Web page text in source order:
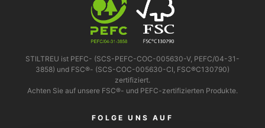
STILTREU ist PEFC- (SCS-PEFC-COC-005630-V, PEFC/04-31-
3858) und FSC®- (SCS-COC-005630-CI, FSC®C130790)
zertifiziert.
Achten Sie auf unsere FSC®- und PEFC-zertifizierten Produkte.
FOLGE UNS AUF